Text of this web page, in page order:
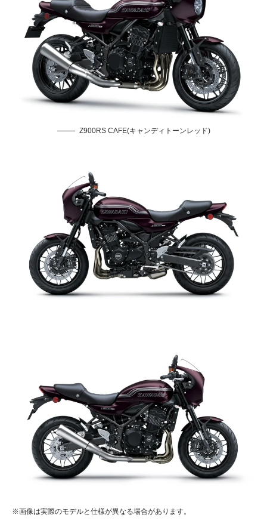
Z900RS CAFE(キャンディトーンレッド)
※画像は実際のモデルと仕様が異なる場合があります。